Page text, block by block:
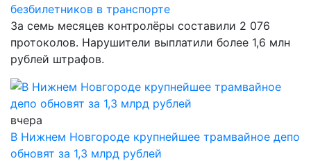
безбилетников в транспорте
За семь месяцев контролёры составили 2 076
протоколов. Нарушители выплатили более 1,6 млн
рублей штрафов.
вчера
В Нижнем Новгороде крупнейшее трамвайное депо
обновят за 1,3 млрд рублей